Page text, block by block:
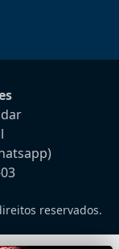
reservados.